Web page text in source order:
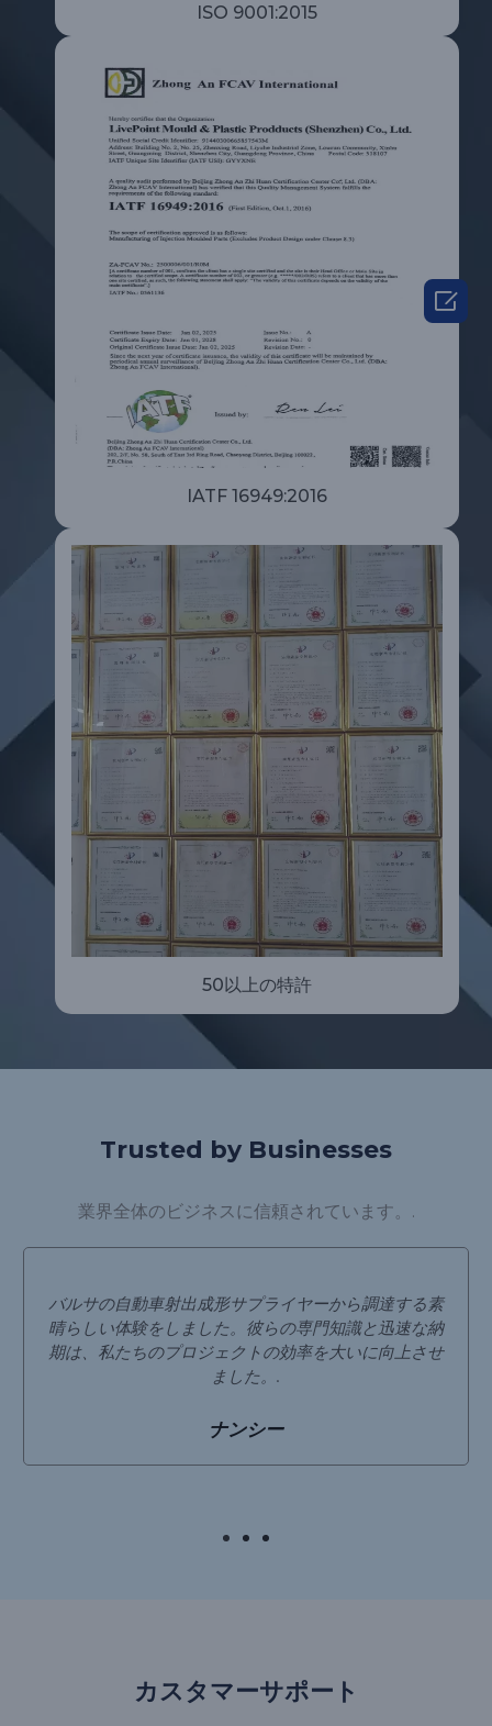
ISO 9001:2015
IATF 16949:2016
50以上の特許
Trusted by Businesses
業界全体のビジネスに信頼されています。.
バルサの自動車射出成形サプライヤーから調達する素
晴らしい体験をしました。彼らの専門知識と迅速な納
期は、私たちのプロジェクトの効率を大いに向上させ
ました。.
ナンシー
カスタマーサポート
